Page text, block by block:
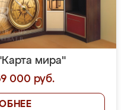
мира"
000 руб.